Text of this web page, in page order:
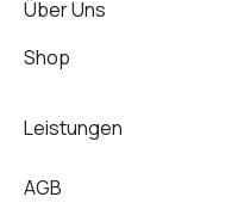
Über Uns
Shop
Leistungen
AGB